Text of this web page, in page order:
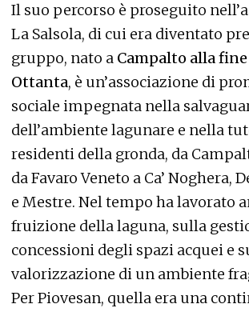
Il suo percorso è proseguito
La Salsola, di cui era diventato
gruppo, nato a Campalto alla
Ottanta, è un’associazione di
sociale impegnata nella
dell’ambiente lagunare e nella
residenti della gronda, da
da Favaro Veneto a Ca’ Noghera,
e Mestre. Nel tempo ha lavorato
fruizione della laguna, sulla
concessioni degli spazi acquei e
valorizzazione di un ambiente
Per Piovesan, quella era una